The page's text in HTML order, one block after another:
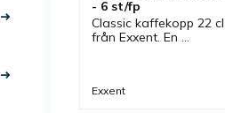
- 6 st/fp
Classic kaffekopp 22 cl
från Exxent. En
där flera delar finns.
Exxent